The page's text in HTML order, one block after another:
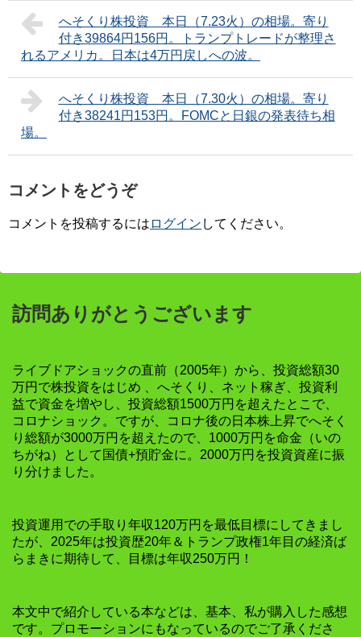
へそくり株投資 本日（7.23火）の相場。寄り
付き39864円156円。トランプトレードが整理さ
れるアメリカ。日本は4万円戻しへの波。
へそくり株投資 本日（7.30火）の相場。寄り
付き38241円153円。FOMCと日銀の発表待ち相
場。
コメントをどうぞ
コメントを投稿するには ログイン してください。
訪問ありがとうございます
ライブドアショックの直前（2005年）から、投資総額30
万円で株投資をはじめ 、へそくり、ネット稼ぎ、投資利
益で資金を増やし、投資総額1500万円を超えたとこで、
コロナショック。ですが、コロナ後の日本株上昇でへそく
り総額が3000万円を超えたので、1000万円を命金（いの
ちがね）として国債+預貯金に。2000万円を投資資産に振
り分けました。
投資運用での手取り年収120万円を最低目標にしてきまし
たが、2025年は投資歴20年＆トランプ政権1年目の経済ば
らまきに期待して、目標は年収250万円！
本文中で紹介している本などは、基本、私が購入した感想
です。プロモーションにもなっているのでご了承くださ